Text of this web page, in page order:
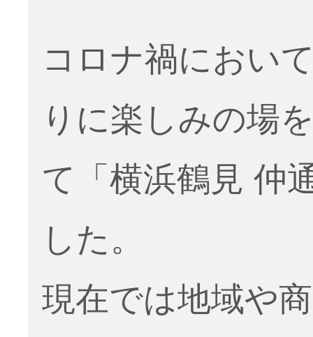
コロナ禍におい
りに楽しみの場
て「横浜鶴見 仲
した。
現在では地域や